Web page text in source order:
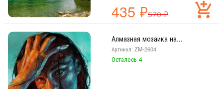
435 ₽570₽
Алмазная мозаика на...
Артикул: ZM-2604
Осталось 4